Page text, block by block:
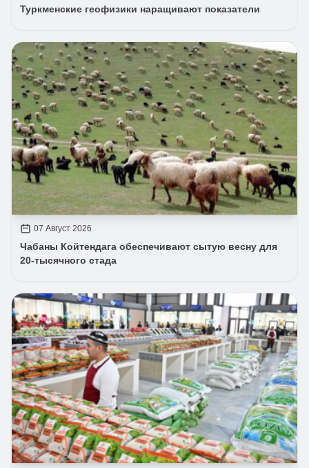
Туркменские геофизики наращивают показатели
07 Август 2026
Чабаны Койтендага обеспечивают сытую весну для
20-тысячного стада